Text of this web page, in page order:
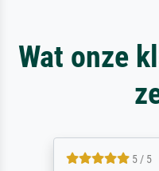
Wat onze
5 / 5